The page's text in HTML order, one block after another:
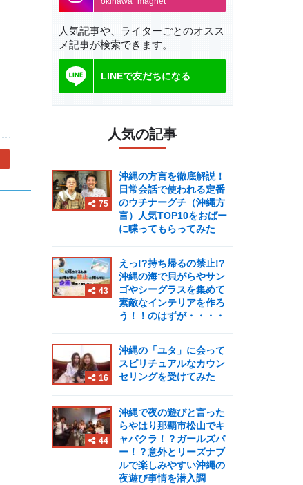
人気記事や、ライターごとのオスス
メ記事が検索できます。
LINEで友だちになる
人気の記事
75
沖縄の方言を徹底解説！
日常会話で使われる定番
のウチナーグチ（沖縄方
言）人気TOP10をおばー
に喋ってもらってみた
43
えっ!?持ち帰るの禁止!?
沖縄の海で貝がらやサン
ゴやシーグラスを集めて
素敵なインテリアを作ろ
う！！のはずが・・・・
16
沖縄の「ユタ」に会って
スピリチュアルなカウン
セリングを受けてみた
44
沖縄で夜の遊びと言った
らやはり那覇市松山でキ
ャバクラ！？ガールズバ
ー！？意外とリーズナブ
ルで楽しみやすい沖縄の
夜遊び事情を潜入調